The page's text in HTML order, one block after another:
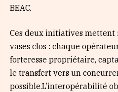
BEAC.
Ces deux initiatives mettent
vases clos : chaque
forteresse propriétaire,
le transfert vers un
possible.L’interopérabilité